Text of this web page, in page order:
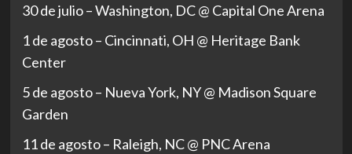
30 de julio – Washington, DC @ Capital One Arena
1 de agosto – Cincinnati, OH @ Heritage Bank
Center
5 de agosto – Nueva York, NY @ Madison Square
Garden
11 de agosto – Raleigh, NC @ PNC Arena